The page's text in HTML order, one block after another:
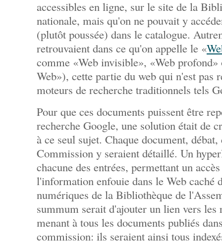
accessibles en ligne, sur le site de la
nationale, mais qu'on ne pouvait y
(plutôt poussée) dans le catalogue.
retrouvaient dans ce qu'on appelle le «
comme «Web invisible», «Web profond»
Web»), cette partie du web qui n'est pas
moteurs de recherche traditionnels tels
Pour que ces documents puissent être
recherche Google, une solution était de
à ce seul sujet. Chaque document,
Commission y seraient détaillé. Un
chacune des entrées, permettant un
l'information enfouie dans le Web caché
numériques de la Bibliothèque de
summum serait d'ajouter un lien vers les
menant à tous les documents publiés
commission: ils seraient ainsi tous